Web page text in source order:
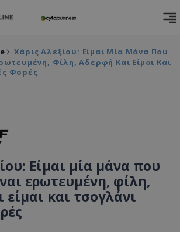
Χάρις Αλεξίου: Είμαι Μία Μάνα Που
Φίλη, Αδερφή Και Είμαι Και
Φορές
Είμαι μία μάνα που
ερωτευμένη, φίλη,
και τσογλάνι